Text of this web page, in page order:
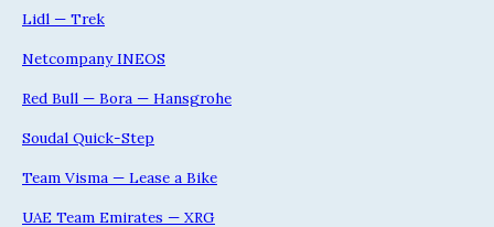
Lidl — Trek
Netcompany INEOS
Red Bull — Bora — Hansgrohe
Soudal Quick-Step
Team Visma — Lease a Bike
UAE Team Emirates — XRG